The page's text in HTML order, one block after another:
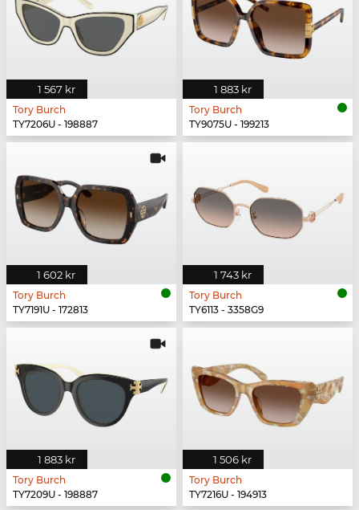
1 567 kr
Tory Burch
TY7206U - 198887
1 883 kr
Tory Burch
TY9075U - 199213
1 602 kr
Tory Burch
TY7191U - 172813
1 743 kr
Tory Burch
TY6113 - 3358G9
1 883 kr
Tory Burch
TY7209U - 198887
1 506 kr
Tory Burch
TY7216U - 194913